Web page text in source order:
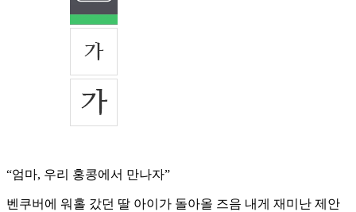
“엄마, 우리 홍콩에서 만나자”
벤쿠버에 워홀 갔던 딸 아이가 돌아올 즈음 내게 재미난 제안